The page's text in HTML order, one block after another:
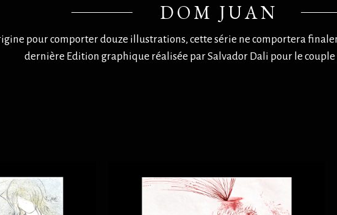
DOM JUAN
pour comporter douze illustrations, cette série ne comportera
dernière Edition graphique réalisée par Salvador Dali pour le couple